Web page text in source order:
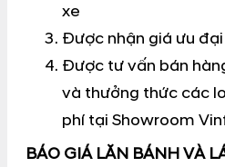
xe
Được nhận giá ưu
Được tư vấn bán
và thưởng thức các
phí tại Showroom
BÁO GIÁ LĂN BÁNH VÀ